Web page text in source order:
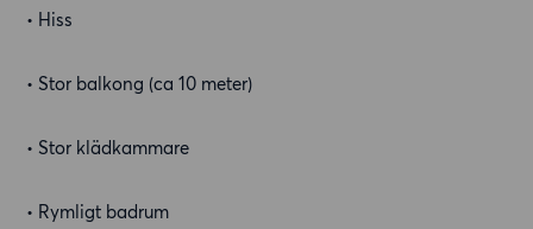
• Hiss
• Stor balkong (ca 10 meter)
• Stor klädkammare
• Rymligt badrum